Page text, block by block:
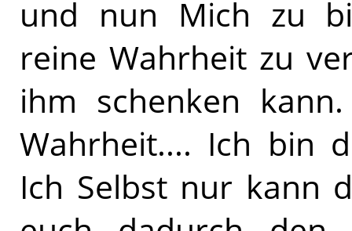
und nun Mich zu
reine Wahrheit zu
ihm schenken
Wahrheit.... Ich bin
Ich Selbst nur kann